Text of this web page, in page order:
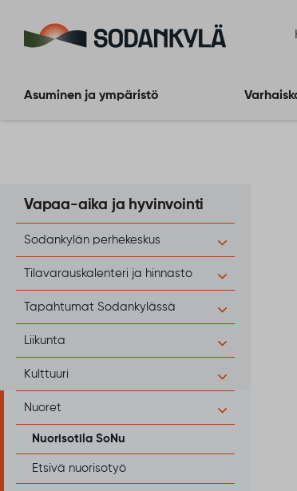
Asuminen ja ympäristö
Vapaa-aika ja hyvinvointi
Sodankylän perhekeskus
Tilavarauskalenteri ja hinnasto
Tapahtumat Sodankylässä
Liikunta
Kulttuuri
Nuoret
Nuorisotila SoNu
Etsivä nuorisotyö